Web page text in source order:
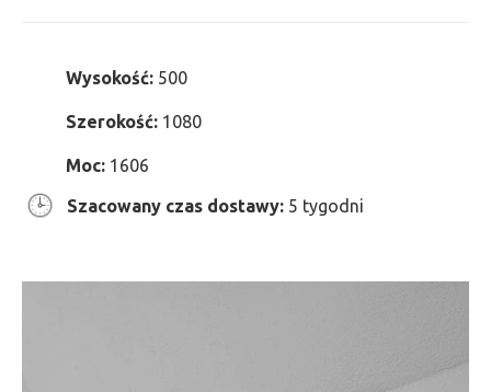
Wysokość: 500
Szerokość: 1080
Moc: 1606
Szacowany czas dostawy: 5 tygodni